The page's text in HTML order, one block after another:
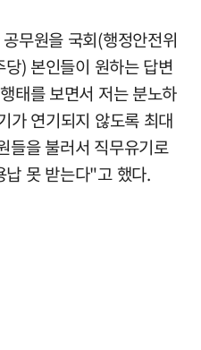
무원을 국회(행정안전위
) 본인들이 원하는 답변
태를 보면서 저는 분노하
가 연기되지 않도록 최대
들을 불러서 직무유기로
납 못 받는다"고 했다.